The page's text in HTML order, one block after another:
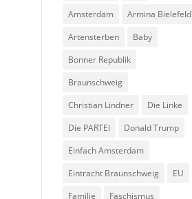
Amsterdam
Armina Bielefeld
Artensterben
Baby
Bonner Republik
Braunschweig
Christian Lindner
Die Linke
Die PARTEI
Donald Trump
Einfach Amsterdam
Eintracht Braunschweig
EU
Familie
Faschismus